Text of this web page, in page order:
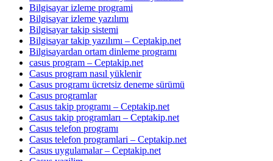
Bilgisayar izleme programi
Bilgisayar izleme yazılımı
Bilgisayar takip sistemi
Bilgisayar takip yazılımı – Ceptakip.net
Bilgisayardan ortam dinleme programı
casus program – Ceptakip.net
Casus program nasıl yüklenir
Casus programı ücretsiz deneme sürümü
Casus programlar
Casus takip programı – Ceptakip.net
Casus takip programları – Ceptakip.net
Casus telefon programı
Casus telefon programlari – Ceptakip.net
Casus uygulamalar – Ceptakip.net